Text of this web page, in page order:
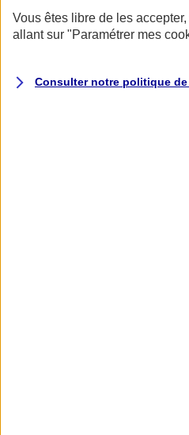
AXA
Vous êtes libre de les
allant sur "Paramétrer mes
Consulter notre politique de